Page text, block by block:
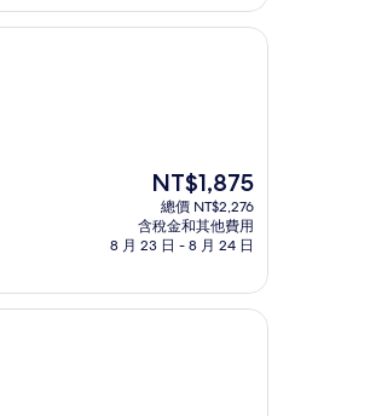
現
在
價
格
NT$1,875
總價 NT$2,276
含稅金和其他費用
8 月 23 日 - 8 月 24 日